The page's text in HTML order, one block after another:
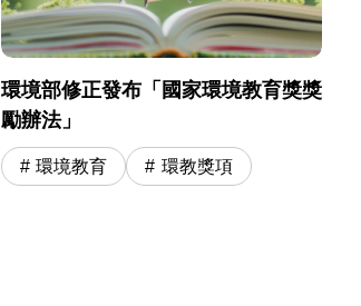
環境部修正發布「國家環境教育獎獎
勵辦法」
環境教育 環教獎項